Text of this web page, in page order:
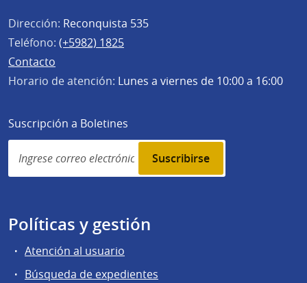
Dirección: Reconquista 535
Teléfono: (+5982) 1825
Contacto
Horario de atención: Lunes a viernes de 10:00 a 16:00
Suscripción a Boletines
Simplenews
subscription
Políticas y gestión
Atención al usuario
Búsqueda de expedientes